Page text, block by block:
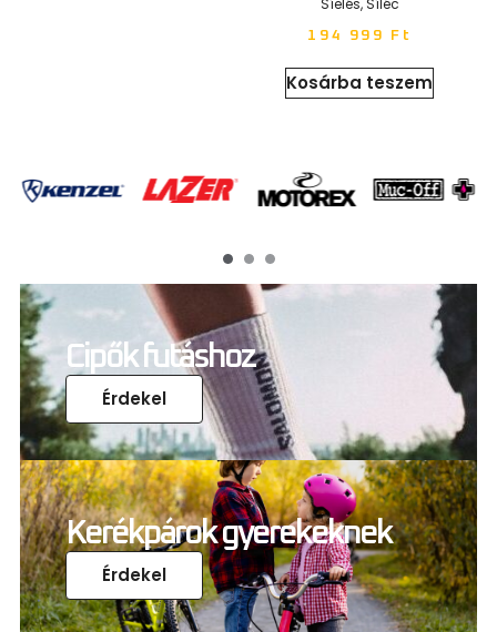
Síelés,Síléc
194 999 Ft
Kosárba teszem
Cipők futáshoz
Érdekel
Kerékpárok gyerekeknek
Érdekel